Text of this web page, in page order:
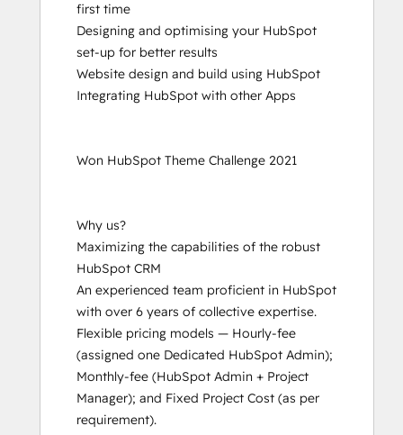
HubSpot Marketing Hub Software
Certification
HubSpot Reporting
HubSpot Sales Hub Software
Certification
Inbound Marketing
Inbound Sales
Platform Consulting
Revenue Operations
Sales Enablement
Sales Management Training: Strategies
for Developing a Successful Modern
Sales Team
Salesforce Integration Certification
SEO II
Service Hub Software
first time
Designing and optimising your HubSpot
set-up for better results
Website design and build using HubSpot
Integrating HubSpot with other Apps
Won HubSpot Theme Challenge 2021
Why us?
Maximizing the capabilities of the robust
HubSpot CRM
An experienced team proficient in HubSpot
with over 6 years of collective expertise.
Flexible pricing models — Hourly-fee
(assigned one Dedicated HubSpot Admin);
Monthly-fee (HubSpot Admin + Project
Manager); and Fixed Project Cost (as per
requirement).